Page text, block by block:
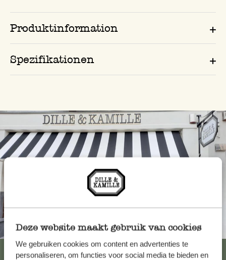
Deze website maakt gebruik van cookies
We gebruiken cookies om content en advertenties te
personaliseren, om functies voor social media te bieden en
Produktinformation
Spezifikationen
Immer in der Nähe
Alle 62 Geschäfte anzeigen